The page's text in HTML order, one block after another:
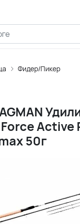
Фидер/Пикер
Active
50г